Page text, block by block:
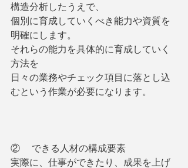
構造分析したうえで、
個別に育成していくべき能力や資質を
明確にします。
それらの能力を具体的に育成していく
方法を
日々の業務やチェック項目に落とし込
むという作業が必要になります。
②     できる人材の構成要素
実際に、仕事ができたり、成果を上げ